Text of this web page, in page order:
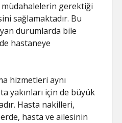
gerektiği
sağlamaktadır. Bu
durumlarda bile
hastaneye
hizmetleri aynı
yakınları için de büyük
Hasta nakilleri,
hasta ve ailesinin